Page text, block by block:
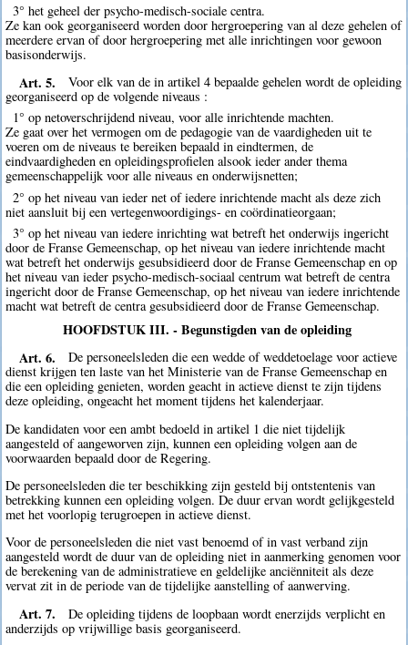
3° het geheel der psycho-medisch-sociale centra.
Ze kan ook georganiseerd worden door hergroepering van al deze gehelen of
meerdere ervan of door hergroepering met alle inrichtingen voor gewoon
basisonderwijs.
Art. 5.
Voor elk van de in artikel 4 bepaalde gehelen wordt de opleiding
georganiseerd op de volgende niveaus :
1° op netoverschrijdend niveau, voor alle inrichtende machten.
Ze gaat over het vermogen om de pedagogie van de vaardigheden uit te
voeren om de niveaus te bereiken bepaald in eindtermen, de
eindvaardigheden en opleidingsprofielen alsook ieder ander thema
gemeenschappelijk voor alle niveaus en onderwijsnetten;
2° op het niveau van ieder net of iedere inrichtende macht als deze zich
niet aansluit bij een vertegenwoordigings- en coördinatieorgaan;
3° op het niveau van iedere inrichting wat betreft het onderwijs ingericht
door de Franse Gemeenschap, op het niveau van iedere inrichtende macht
wat betreft het onderwijs gesubsidieerd door de Franse Gemeenschap en op
het niveau van ieder psycho-medisch-sociaal centrum wat betreft de centra
ingericht door de Franse Gemeenschap, op het niveau van iedere inrichtende
macht wat betreft de centra gesubsidieerd door de Franse Gemeenschap.
HOOFDSTUK III. - Begunstigden van de opleiding
Art. 6.
De personeelsleden die een wedde of weddetoelage voor actieve
dienst krijgen ten laste van het Ministerie van de Franse Gemeenschap en
die een opleiding genieten, worden geacht in actieve dienst te zijn tijdens
deze opleiding, ongeacht het moment tijdens het kalenderjaar.
De kandidaten voor een ambt bedoeld in artikel 1 die niet tijdelijk
aangesteld of aangeworven zijn, kunnen een opleiding volgen aan de
voorwaarden bepaald door de Regering.
De personeelsleden die ter beschikking zijn gesteld bij ontstentenis van
betrekking kunnen een opleiding volgen. De duur ervan wordt gelijkgesteld
met het voorlopig terugroepen in actieve dienst.
Voor de personeelsleden die niet vast benoemd of in vast verband zijn
aangesteld wordt de duur van de opleiding niet in aanmerking genomen voor
de berekening van de administratieve en geldelijke anciënniteit als deze
vervat zit in de periode van de tijdelijke aanstelling of aanwerving.
Art. 7.
De opleiding tijdens de loopbaan wordt enerzijds verplicht en
anderzijds op vrijwillige basis georganiseerd.